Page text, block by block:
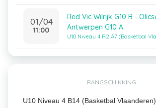
01/04
11:00
Red Vic Wilrijk G10 B -
Antwerpen G10 A
U10 Niveau 4 R2 A7 (Basketbal
RANGSCHIKKING
U10 Niveau 4 B14 (Basketbal Vlaanderen)